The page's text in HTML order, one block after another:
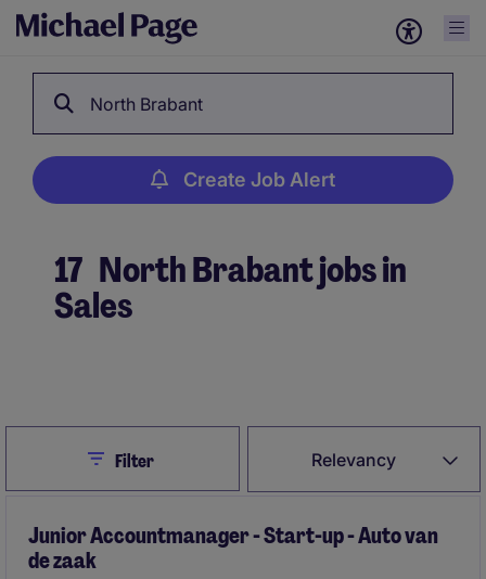
North Brabant
Create Job Alert
17 North Brabant jobs in
Sales
Relevancy
CloseFilter
Junior Accountmanager - Start-up - Auto van
de zaak